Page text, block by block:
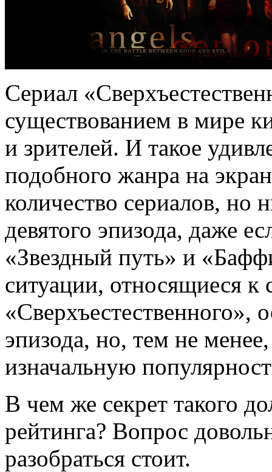
Сериал
существованием в мире
и зрителей. И такое
подобного жанра на
количество сериалов, но
девятого эпизода, даже
«Звездный путь» и
ситуации, относящиеся к
«Сверхъестественного»,
эпизода, но, тем не
изначальную
В чем же секрет такого
рейтинга? Вопрос
разобраться стоит.